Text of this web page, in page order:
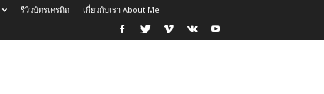
รีวิวบัตรเครดิต เกี่ยวกับเรา About Me